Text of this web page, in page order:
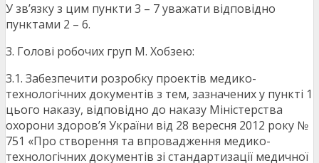
У зв’язку з цим пункти 3 – 7 уважати відповідно
пунктами 2 – 6.
3. Голові робочих груп М. Хобзею:
3.1. Забезпечити розробку проектів медико-
технологічних документів з тем, зазначених у пункті 1
цього наказу, відповідно до наказу Міністерства
охорони здоров’я України від 28 вересня 2012 року №
751 «Про створення та впровадження медико-
технологічних документів зі стандартизації медичної